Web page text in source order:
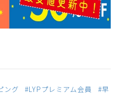
ング #LYPプレミアム会員
#早